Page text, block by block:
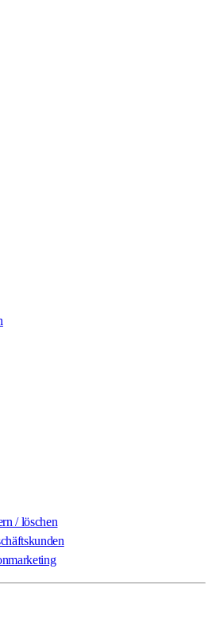
/ löschen